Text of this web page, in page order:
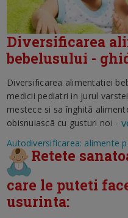
Diversificarea
bebelusului -
Diversificarea alimentatiei
medicii pediatri in jurul
mestece si sa înghitã
obisnuiascã cu gusturi noi -
Autodiversificarea: alimente
Retete
care le puteti
usurinta: